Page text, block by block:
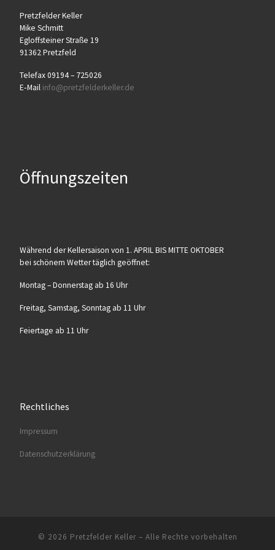
Pretz­fel­der Keller
Mike Schmitt
Egloff­stei­ner Stra­ße 19
91362 Pretzfeld
Tele­fax 09194 – 725026
E‑Mail info@​pretzfelderkeller.​de
Öffnungszeiten
Wäh­rend der Kel­ler­sai­son von 1. APRIL BIS MITTE OKTOBER
bei schö­nem Wet­ter täg­lich geöffnet:
Mon­tag – Don­ners­tag ab 16 Uhr
Frei­tag, Sams­tag, Sonn­tag ab 11 Uhr
Fei­er­ta­ge ab 11 Uhr
Rechtliches
Impres­sum
Daten­schutz­er­klä­rung
© 2026 Pretzfelder Keller – Alle Rechte vorbehalten